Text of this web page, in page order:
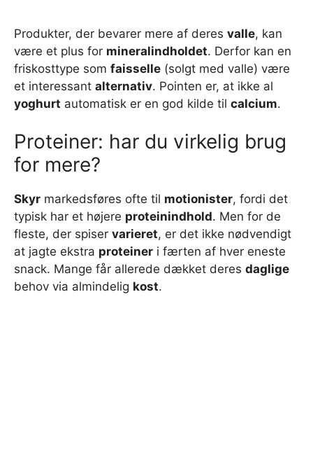
Produkter, der bevarer mere af deres valle, kan
være et plus for mineralindholdet. Derfor kan en
friskosttype som faisselle (solgt med valle) være
et interessant alternativ. Pointen er, at ikke al
yoghurt automatisk er en god kilde til calcium.
Proteiner: har du virkelig brug
for mere?
Skyr markedsføres ofte til motionister, fordi det
typisk har et højere proteinindhold. Men for de
fleste, der spiser varieret, er det ikke nødvendigt
at jagte ekstra proteiner i færten af hver eneste
snack. Mange får allerede dækket deres daglige
behov via almindelig kost.